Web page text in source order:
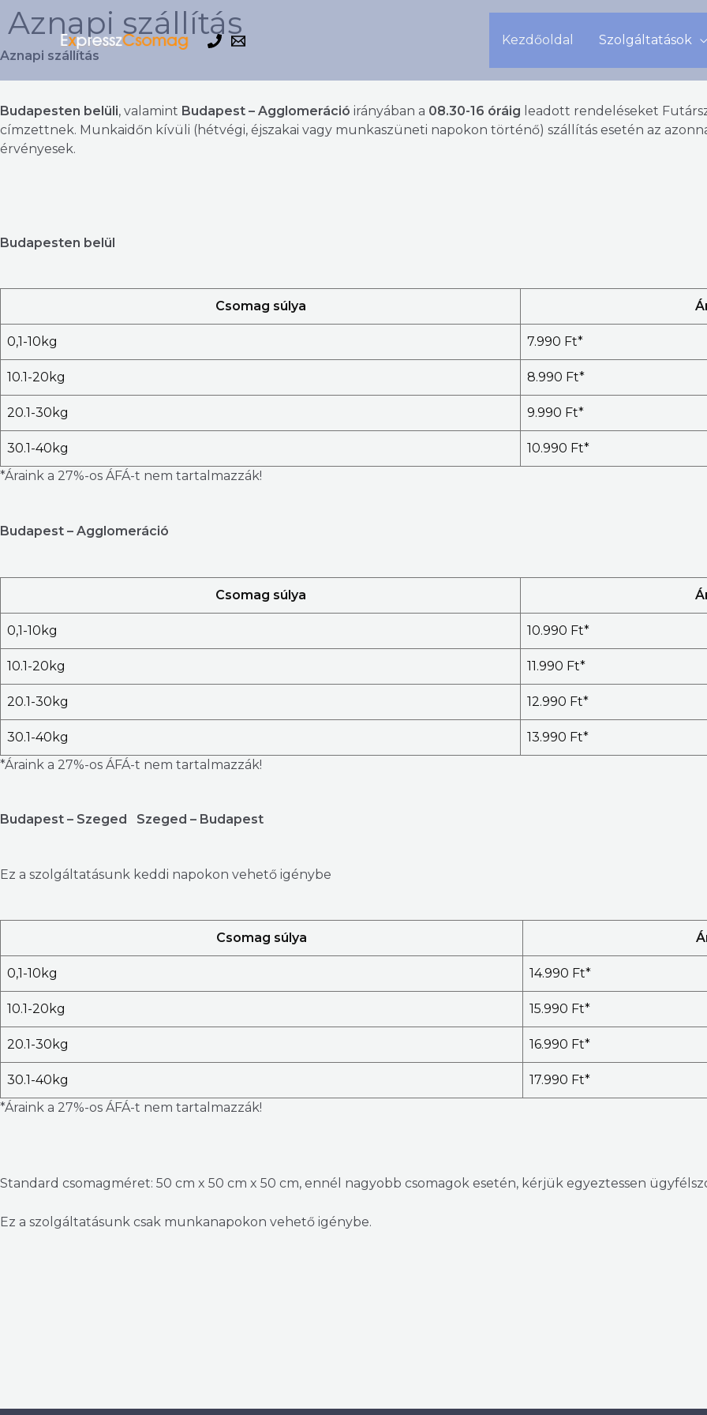
Skip
to
content
Kezdőoldal Szolgáltatások
Aznapi szállítás
Aznapi szállítás
Budapesten belüli, valamint Budapest – Agglomeráció irányában a 08.30-16 óráig leadott rendeléseket
címzettnek. Munkaidőn kívüli (hétvégi, éjszakai vagy munkaszüneti napokon történő) szállítás esetén az
érvényesek.
Budapesten belül
Csomag súlya
0,1-10kg 7.990 Ft*
10.1-20kg 8.990 Ft*
20.1-30kg 9.990 Ft*
30.1-40kg
10.990 Ft*
*Áraink a 27%-os ÁFÁ-t nem tartalmazzák!
Budapest – Agglomeráció
Csomag súlya
0,1-10kg 10.990 Ft*
10.1-20kg 11.990 Ft*
20.1-30kg 12.990 Ft*
30.1-40kg
13.990 Ft*
*Áraink a 27%-os ÁFÁ-t nem tartalmazzák!
Budapest – Szeged Szeged – Budapest
Ez a szolgáltatásunk keddi napokon vehető igénybe
Csomag súlya
0,1-10kg 14.990 Ft*
10.1-20kg 15.990 Ft*
20.1-30kg 16.990 Ft*
30.1-40kg
17.990 Ft*
*Áraink a 27%-os ÁFÁ-t nem tartalmazzák!
Standard csomagméret: 50 cm x 50 cm x 50 cm, ennél nagyobb csomagok esetén, kérjük egyeztessen
Ez a szolgáltatásunk csak munkanapokon vehető igénybe.